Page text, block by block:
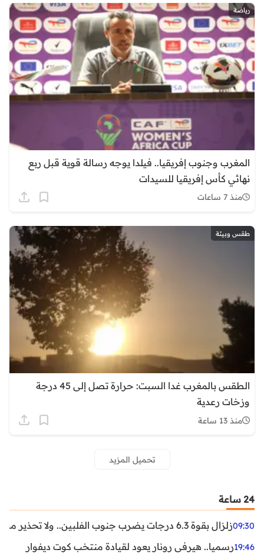
رياضة
المغرب وجنوب إفريقيا.. فيلدا يوجه رسالة قوية قبل ربع
نهائي كأس إفريقيا للسيدات
منذ 7 ساعات
طقس وبيئة
الطقس بالمغرب غدا السبت: حرارة تصل إلى 45 درجة
وزخات رعدية
منذ 13 ساعة
تحميل المزيد
24 ساعة
09:30زلزال بقوة 6.3 درجات يضرب جنوب الفلبين.. ولا تحذير من تسونامي حتى الآن
19:46رسميا.. هيرفي رونار يعود لقيادة منتخب كوت ديفوار